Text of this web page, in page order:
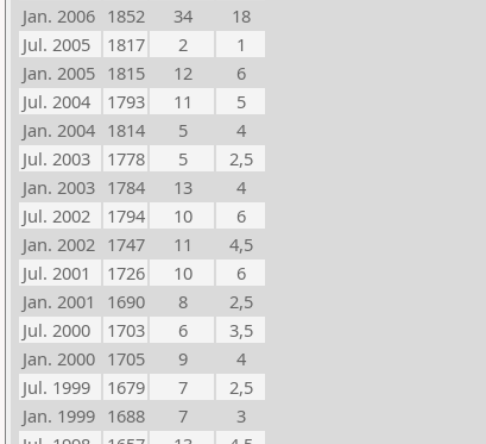
Jan. 2006 1852 34
18
Jul. 2005
1817 2
1
Jan. 2005 1815 12
6
Jul. 2004
1793 11
5
Jan. 2004 1814 5
4
Jul. 2003
1778 5
2,5
Jan. 2003 1784 13
4
Jul. 2002
1794 10
6
Jan. 2002 1747 11
4,5
Jul. 2001
1726 10
6
Jan. 2001
1690 8
2,5
Jul. 2000
1703 6
3,5
Jan. 2000 1705 9
4
Jul. 1999
1679 7
2,5
Jan. 1999 1688 7
3